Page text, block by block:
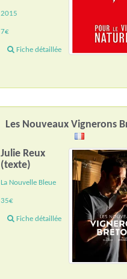
2015
7€
Fiche détaillée
Les Nouveaux Vignerons
Julie Reux
(texte)
La Nouvelle Bleue
35€
Fiche détaillée